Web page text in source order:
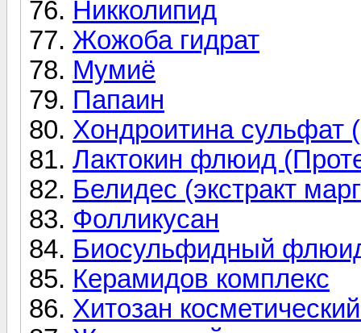
Никколипид
Жожоба гидрат
Мумиё
Папаин
Хондроитина сульфат
Лактокин флюид
Белидес (экстракт
Фолликусан
Биосульфидный
Керамидов комплекс
Хитозан